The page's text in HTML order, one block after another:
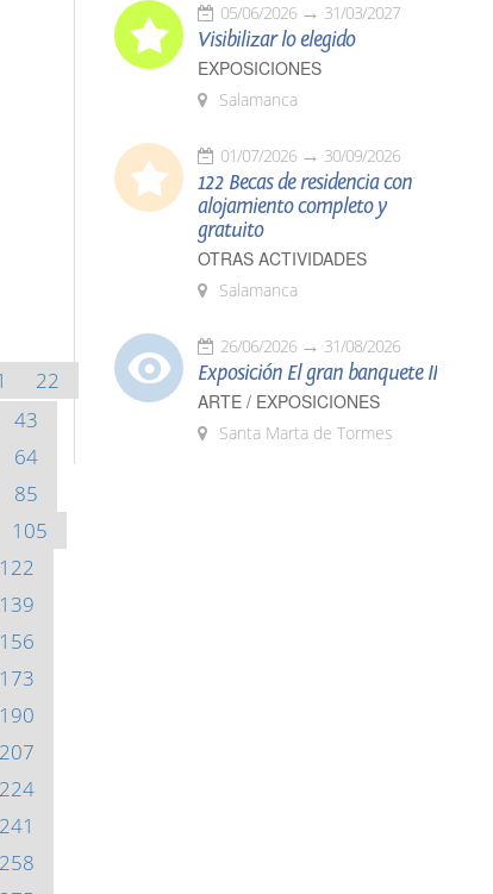
22
43
64
85
105
122
139
156
173
190
207
224
241
258
05/06/2026 31/03/2027
Visibilizar lo elegido
EXPOSICIONES
Salamanca
01/07/2026 30/09/2026
122 Becas de residencia con
alojamiento completo y
gratuito
OTRAS ACTIVIDADES
Salamanca
26/06/2026 31/08/2026
Exposición El gran banquete II
ARTE / EXPOSICIONES
Santa Marta de Tormes